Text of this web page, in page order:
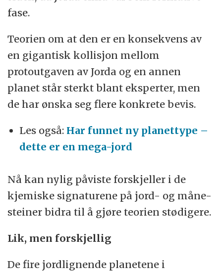
fase.
Teorien om at den er en konsekvens av
en gigantisk kollisjon mellom
protoutgaven av Jorda og en annen
planet står sterkt blant eksperter, men
de har ønska seg flere konkrete bevis.
Les også: Har funnet ny planettype –
dette er en mega-jord
Nå kan nylig påviste forskjeller i de
kjemiske signaturene på jord- og måne-
steiner bidra til å gjøre teorien stødigere.
Lik, men forskjellig
De fire jordlignende planetene i